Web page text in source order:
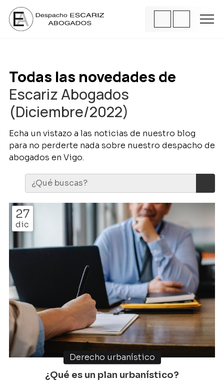
Todas las novedades de
Escariz Abogados
(Diciembre/2022)
Echa un vistazo a las noticias de nuestro blog
para no perderte nada sobre nuestro despacho de
abogados en Vigo.
27
dic
¿Qué es un plan urbanístico?
Derecho urbanístico